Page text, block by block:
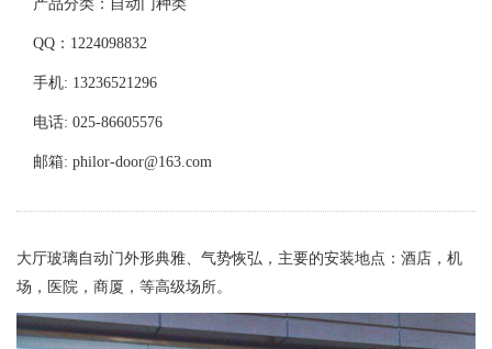
产品分类：自动门种类
QQ：1224098832
手机: 13236521296
电话: 025-86605576
邮箱: philor-door@163.com
大厅玻璃自动门外形典雅、气势恢弘，主要的安装地点：酒店，机
场，医院，商厦，等高级场所。